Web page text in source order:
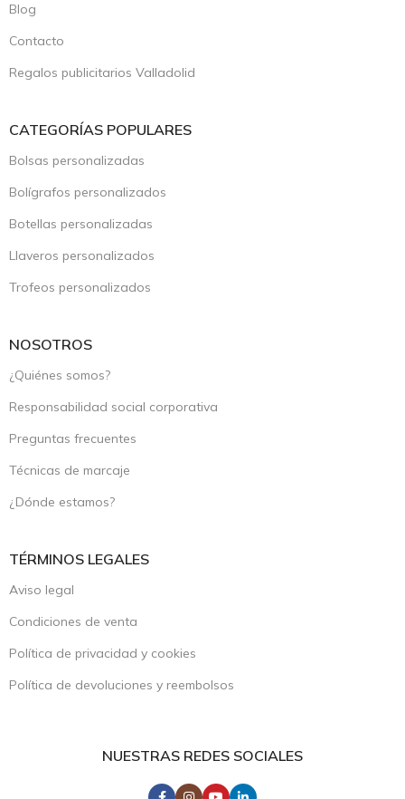
Blog
Contacto
Regalos publicitarios Valladolid
CATEGORÍAS POPULARES
Bolsas personalizadas
Bolígrafos personalizados
Botellas personalizadas
Llaveros personalizados
Trofeos personalizados
NOSOTROS
¿Quiénes somos?
Responsabilidad social corporativa
Preguntas frecuentes
Técnicas de marcaje
¿Dónde estamos?
TÉRMINOS LEGALES
Aviso legal
Condiciones de venta
Política de privacidad y cookies
Política de devoluciones y reembolsos
NUESTRAS REDES SOCIALES